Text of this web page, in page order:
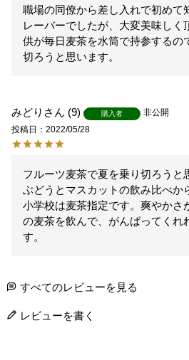
職場の同僚から差し入れで初めて
レーバーでしたが、大変美味しく
供が毎日麦茶を水筒で持参するの
切ろうと思います。
みどり 9 購入者
非公開
投稿日
2022/05/28
フルーツ麦茶で夏を乗り切ろうと
ぶどうとマスカットの飲み比べか
小学校は麦茶指定です。爽やかさ
の麦茶を飲んで、がんばってくれ
す。
すべてのレビューを見る
レビューを書く